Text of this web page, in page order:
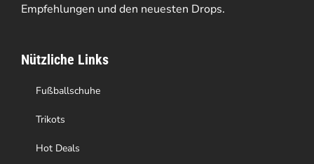
können
der
Produktseite
gewählt
werden
Empfehlungen und den neuesten Drops.
Nützliche Links
Fußballschuhe
Trikots
Hot Deals